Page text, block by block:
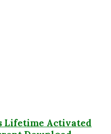
Lifetime Activated